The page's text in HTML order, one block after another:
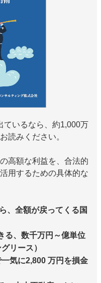
ているなら、約1,000万
読みください。
高額な利益を、合法的
用するための具体的な
、全額が戻ってくる国
る、数千万円～億単位
リース）
気に2,800 万円を損金